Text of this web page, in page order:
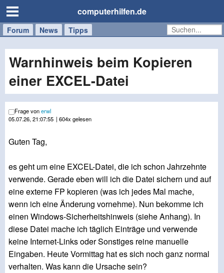
computerhilfen.de
Forum News Tipps
Handy
Tablet
Windows
Mac
Warnhinweis beim Kopieren
einer EXCEL-Datei
Frage vonerwl
05.07.26, 21:07:55 | 604x gelesen
Guten Tag,
es geht um eine EXCEL-Datei, die ich schon Jahrzehnte
verwende. Gerade eben will ich die Datei sichern und auf
eine externe FP kopieren (was ich jedes Mal mache,
wenn ich eine Änderung vornehme). Nun bekomme ich
einen Windows-Sicherheitshinweis (siehe Anhang). In
diese Datei mache ich täglich Einträge und verwende
keine Internet-Links oder Sonstiges reine manuelle
Eingaben. Heute Vormittag hat es sich noch ganz normal
verhalten. Was kann die Ursache sein?